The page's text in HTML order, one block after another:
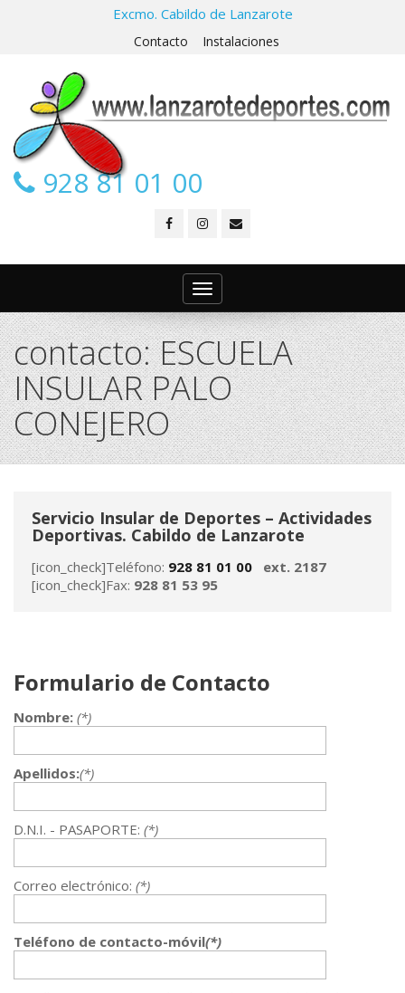
Excmo. Cabildo de Lanzarote
Contacto Instalaciones
928 81 01 00
Toggle
navigation
contacto: ESCUELA
INSULAR PALO
CONEJERO
Servicio Insular de Deportes – Actividades
Deportivas. Cabildo de Lanzarote
[icon_check]Teléfono: 928 81 01 00
ext. 2187
[icon_check]Fax: 928 81 53 95
Formulario de Contacto
Nombre: (*)
Apellidos:(*)
D.N.I. - PASAPORTE: (*)
Correo electrónico: (*)
Teléfono de contacto-móvil(*)